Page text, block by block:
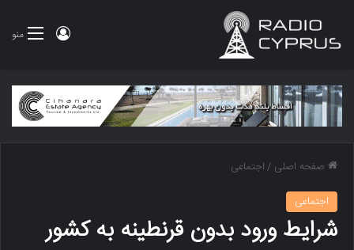
منو ورود
صفحه اصلی /اجتماعی
اجتماعی
شرایط ورود بدون قرنطینه به کشور